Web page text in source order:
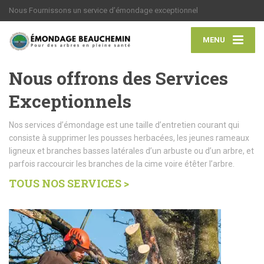
Nous Fournissons un service d’émondage exceptionnel
MENU
Nous offrons des Services
Exceptionnels
Nos services d’émondage est une taille d’entretien courant qui
consiste à supprimer les pousses herbacées, les jeunes rameaux
ligneux et branches basses latérales d’un arbuste ou d’un arbre, et
parfois raccourcir les branches de la cime voire étêter l’arbre.
TOUS NOS SERVICES >